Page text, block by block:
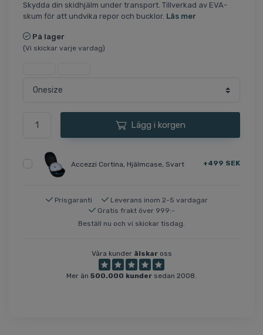
Skydda din skidhjälm under transport. Tillverkad av EVA-
skum för att undvika repor och bucklor. Läs mer
På lager
(Vi skickar varje vardag)
Lägg i korgen
Accezzi Cortina, Hjälmcase, Svart +499 SEK
Prisgaranti
Leverans inom 2-5 vardagar
Gratis frakt över 999:-
Beställ nu och vi skickar tisdag.
Våra kunder älskaross
Mer än 500.000 kunder sedan 2008.